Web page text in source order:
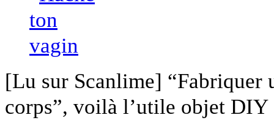
[Lu sur Scanlime] “Fabriquer
corps”, voilà l’utile objet